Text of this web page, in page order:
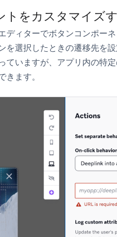
トをカスタマイズ
ィターでボタンコンポーネ
を選択したときの遷移先を
ていますが、アプリ内の特
ます。